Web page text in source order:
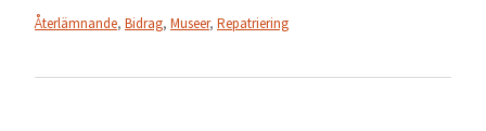
Återlämnande, Bidrag, Museer, Repatriering